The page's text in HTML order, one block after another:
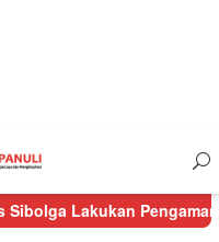
Pengamanan